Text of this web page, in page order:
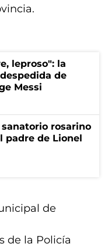
leproso": la
de
Messi
rosarino
padre de Lionel
de
de la Policía